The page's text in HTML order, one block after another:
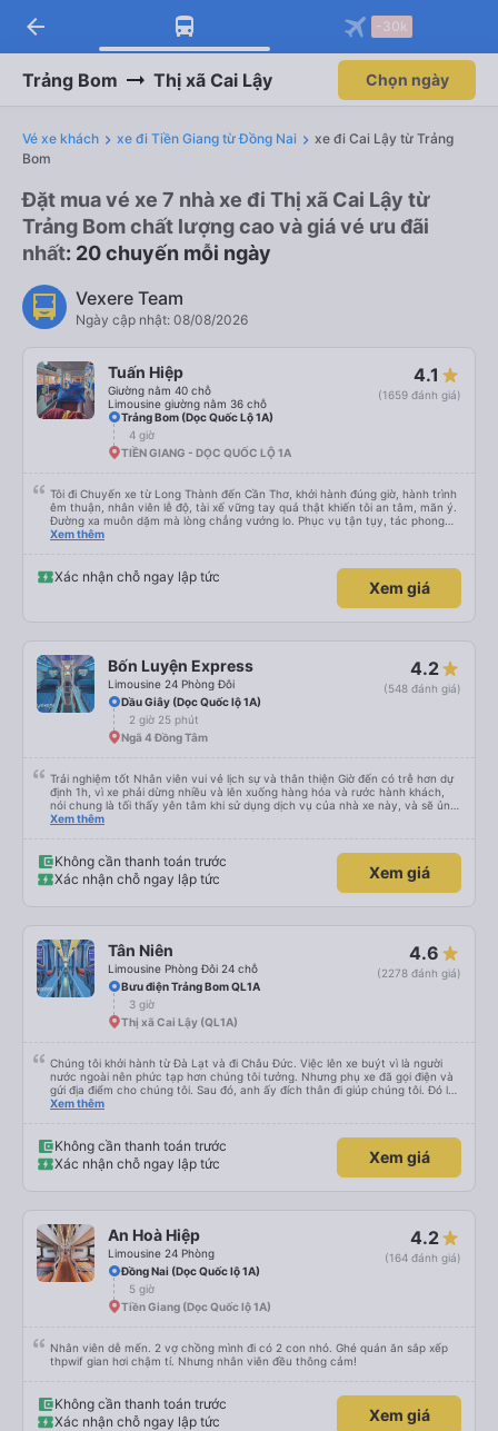
arrow_back -30k
Trảng Bom Thị xã Cai Lậy Chọn ngày
Vé xe khách xe đi Tiền Giang từ Đồng Nai
xe đi Cai Lậy từ Trảng
Bom
Đặt mua vé xe 7 nhà xe đi Thị xã Cai Lậy từ
Trảng Bom chất lượng cao và giá vé ưu đãi
nhất: 20 chuyến mỗi ngày
Vexere Team
Ngày cập nhật: 08/08/2026
Tuấn Hiệp
Giường nằm 40 chỗ
Limousine giường nằm 36 chỗ
4.1
(1659 đánh giá)
Trảng Bom (Dọc Quốc Lộ 1A)
4 giờ
TIỀN GIANG - DỌC QUỐC LỘ 1A
Tôi đi Chuyến xe từ Long Thành đến Cần Thơ, khởi hành đúng giờ, hành trình
êm thuận, nhân viên lễ độ, tài xế vững tay quả thật khiến tôi an tâm, mãn ý.
Đường xa muôn dặm mà lòng chẳng vướng lo. Phục vụ tận tụy, tác phong
nghiêm cẩn, hiếm thấy giữa thời buổi kim tiền vội vã. Xã hội loạn đạo. Xin gửi
Xem thêm
Xác nhận chỗ ngay lập tức
Xem giá
Bốn Luyện Express
Limousine 24 Phòng Đôi
4.2
(548 đánh giá)
Dầu Giây (Dọc Quốc lộ 1A)
2 giờ 25 phút
Ngã 4 Đồng Tâm
Trải nghiệm tốt Nhân viên vui vẻ lịch sự và thân thiện Giờ đến có trễ hơn dự
định 1h, vì xe phải dừng nhiều và lên xuống hàng hóa và rước hành khách,
nói chung là tối thấy yên tâm khi sử dụng dịch vụ của nhà xe này, và sẽ ủng
hộ và giới thiệu cho người thân sử dụng dịch vụ của nhà xe này
Xem thêm
Không cần thanh toán trước
Xác nhận chỗ ngay lập tức
Xem giá
Tân Niên
Limousine Phòng Đôi 24 chỗ
4.6
(2278 đánh giá)
Bưu điện Trảng Bom QL1A
3 giờ
Thị xã Cai Lậy (QL1A)
Chúng tôi khởi hành từ Đà Lạt và đi Châu Đức. Việc lên xe buýt vì là người
nước ngoài nên phức tạp hơn chúng tôi tưởng. Nhưng phụ xe đã gọi điện và
gửi địa điểm cho chúng tôi. Sau đó, anh ấy đích thân đi giúp chúng tôi. Đó là
lần đầu tiên đi xe giường nằm với hai đứa trẻ nhỏ khá thú vị. Chúng tôi không
điểm dừng, họ đánh thức chúng tôi dậy và đảm bảo chúng tôi đã sẵn sàng.
Nhìn chung, đó là một trải nghiệm tốt. Mỗi giường đều có gối và chăn, và đủ
chỗ cho 1 người lớn và 1 trẻ em nằm thoải mái.
Xem thêm
Không cần thanh toán trước
Xác nhận chỗ ngay lập tức
Xem giá
An Hoà Hiệp
Limousine 24 Phòng
4.2
(164 đánh giá)
Đồng Nai (Dọc Quốc lộ 1A)
5 giờ
Tiền Giang (Dọc Quốc lộ 1A)
Nhân viên dễ mến. 2 vợ chồng mình đi có 2 con nhỏ. Ghé quán ăn sắp xếp
thpwif gian hơi chậm tí. Nhưng nhân viên đều thông cảm!
Không cần thanh toán trước
Xác nhận chỗ ngay lập tức
Xem giá